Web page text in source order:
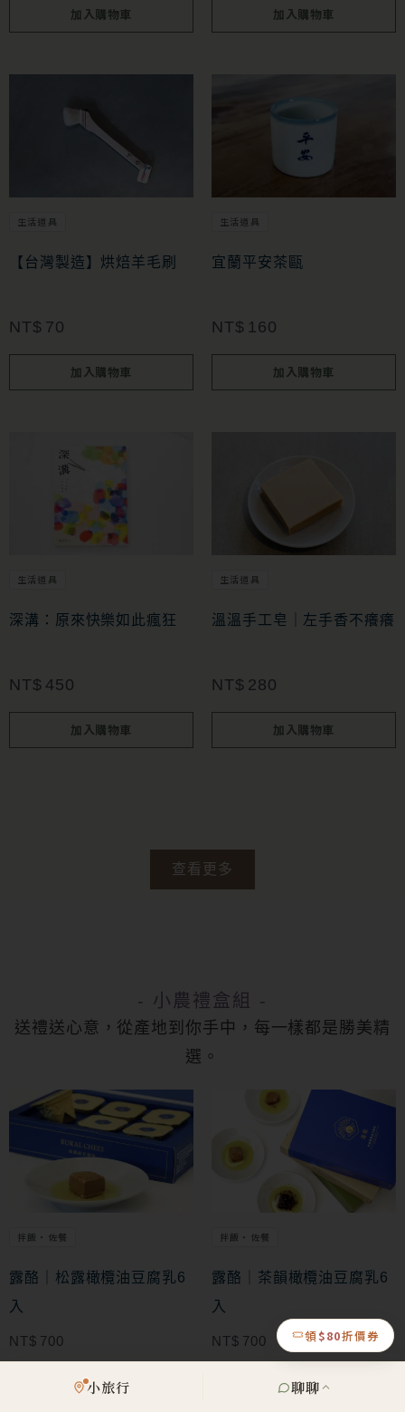
加入購物車 加入購物車
生活道具
【台灣製造】烘焙羊毛刷
NT$ 70
加入購物車
生活道具
宜蘭平安茶甌
NT$ 160
加入購物車
生活道具
深溝：原來快樂如此瘋狂
NT$ 450
加入購物車
生活道具
溫溫手工皂｜左手香不癢癢
NT$ 280
加入購物車
查看更多
- 小農禮盒組 -
送禮送心意，從產地到你手中，每一樣都是勝美精
選。
拌飯・佐餐
露酪｜松露橄欖油豆腐乳6
入
NT$ 700
加入購物車
拌飯・佐餐
露酪｜茶韻橄欖油豆腐乳6
入
NT$ 700
加入購物車
領$80折價券
小旅行 聊聊